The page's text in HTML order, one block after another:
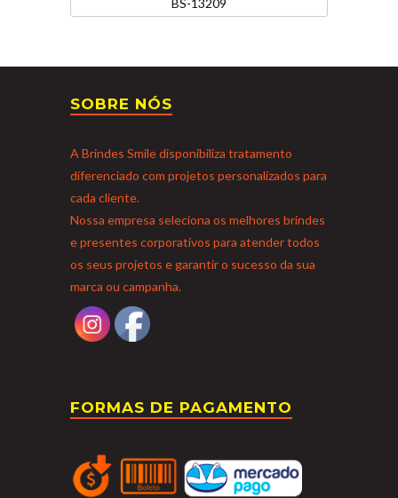
BS-13209
SOBRE NÓS
A Brindes Smile disponibiliza tratamento
diferenciado com projetos personalizados para
cada cliente.
Nossa empresa seleciona os melhores brindes
e presentes corporativos para atender todos
os seus projetos e garantir o sucesso da sua
marca ou campanha.
FORMAS DE PAGAMENTO